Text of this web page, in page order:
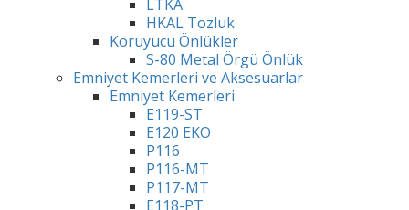
LTKA
HKAL Tozluk
Koruyucu Önlükler
S-80 Metal Örgü Önlük
Emniyet Kemerleri ve Aksesuarlar
Emniyet Kemerleri
E119-ST
E120 EKO
P116
P116-MT
P117-MT
E118-PT